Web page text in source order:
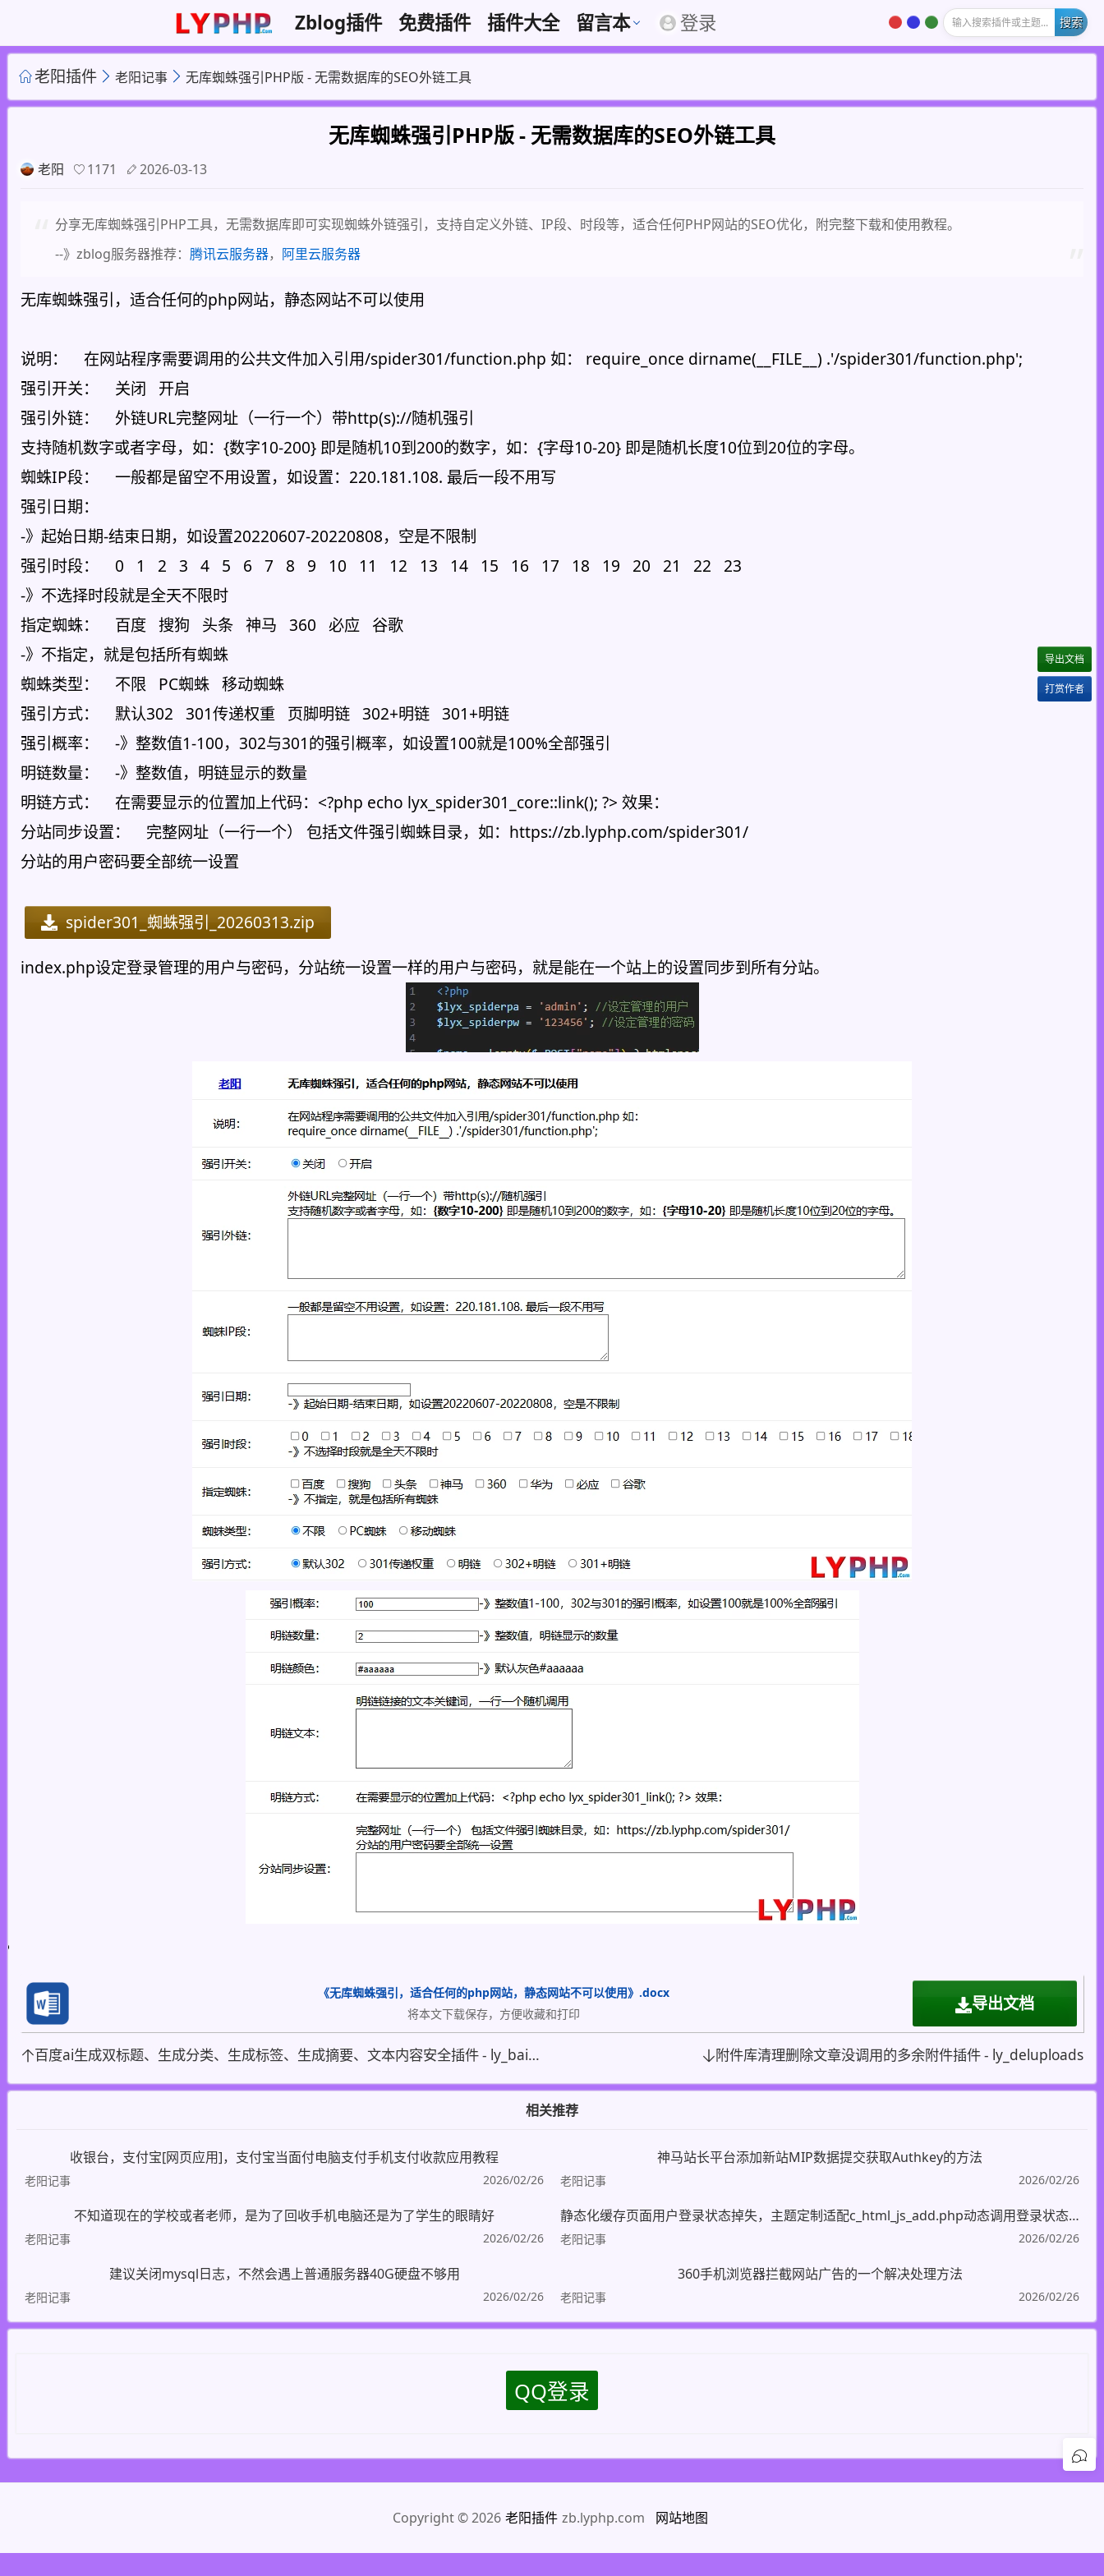
Zblog插件 免费插件 插件大全 留言本 登录 老阳插件站内搜索插件或主题...
老阳插件 老阳记事 无库蜘蛛强引PHP版 - 无需数据库的SEO外链工具
无库蜘蛛强引PHP版 - 无需数据库的SEO外链工具
老阳 1171 2026-03-13
分享无库蜘蛛强引PHP工具，无需数据库即可实现蜘蛛外链强引，支持自定义外链、IP段、时段等，适合任何PHP网站的SEO优化，附完整下载和使用教程。
--》zblog服务器推荐： 腾讯云服务器， 阿里云服务器
无库蜘蛛强引，适合任何的php网站，静态网站不可以使用
说明： 在网站程序需要调用的公共文件加入引用/spider301/function.php 如： require_once dirname(__FILE__) .'/spider301/function.php';
强引开关： 关闭 开启
强引外链： 外链URL完整网址（一行一个）带http(s)://随机强引
支持随机数字或者字母，如：{数字10-200} 即是随机10到200的数字，如：{字母10-20} 即是随机长度10位到20位的字母。
蜘蛛IP段： 一般都是留空不用设置，如设置：220.181.108. 最后一段不用写
强引日期：
-》起始日期-结束日期，如设置20220607-20220808，空是不限制
强引时段： 0 1 2 3 4 5 6 7 8 9 10 11 12 13 14 15 16 17 18 19 20 21 22 23
-》不选择时段就是全天不限时
指定蜘蛛： 百度 搜狗 头条 神马 360 必应 谷歌
-》不指定，就是包括所有蜘蛛
蜘蛛类型： 不限 PC蜘蛛 移动蜘蛛
强引方式： 默认302 301传递权重 页脚明链 302+明链 301+明链
强引概率： -》整数值1-100，302与301的强引概率，如设置100就是100%全部强引
明链数量： -》整数值，明链显示的数量
明链方式： 在需要显示的位置加上代码：<?php echo lyx_spider301_core::link(); ?> 效果：
分站同步设置： 完整网址（一行一个） 包括文件强引蜘蛛目录，如：https://zb.lyphp.com/spider301/
分站的用户密码要全部统一设置
spider301_蜘蛛强引_20260313.zip
index.php设定登录管理的用户与密码，分站统一设置一样的用户与密码，就是能在一个站上的设置同步到所有分站。
导出文档
打赏作者
《无库蜘蛛强引，适合任何的php网站，静态网站不可以使用》.docx
将本文下载保存，方便收藏和打印
导出文档
百度ai生成双标题、生成分类、生成标签、生成摘要、文本内容安全插件 - ly_baiduai 附件库清理删除文章没调用的多余附件插件 - ly_deluploads
相关推荐
收银台，支付宝[网页应用]，支付宝当面付电脑支付手机支付收款应用教程
老阳记事 2026/02/26
神马站长平台添加新站MIP数据提交获取Authkey的方法
老阳记事 2026/02/26
不知道现在的学校或者老师，是为了回收手机电脑还是为了学生的眼睛好
老阳记事 2026/02/26
静态化缓存页面用户登录状态掉失，主题定制适配c_html_js_add.php动态调用登录状态页面处理
老阳记事 2026/02/26
建议关闭mysql日志，不然会遇上普通服务器40G硬盘不够用
老阳记事 2026/02/26
360手机浏览器拦截网站广告的一个解决处理方法
老阳记事 2026/02/26
QQ登录
Copyright © 2026 老阳插件 zb.lyphp.com 网站地图